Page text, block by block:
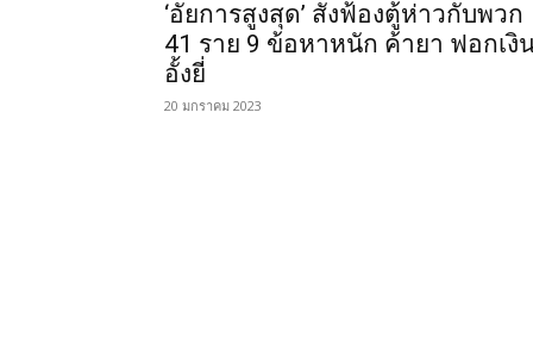
‘อัยการสูงสุด’ สั่งฟ้องตู้ห่าวกับพวก
41 ราย 9 ข้อหาหนัก ค้ายา ฟอกเงิ
อั้งยี่
20 มกราคม 2023